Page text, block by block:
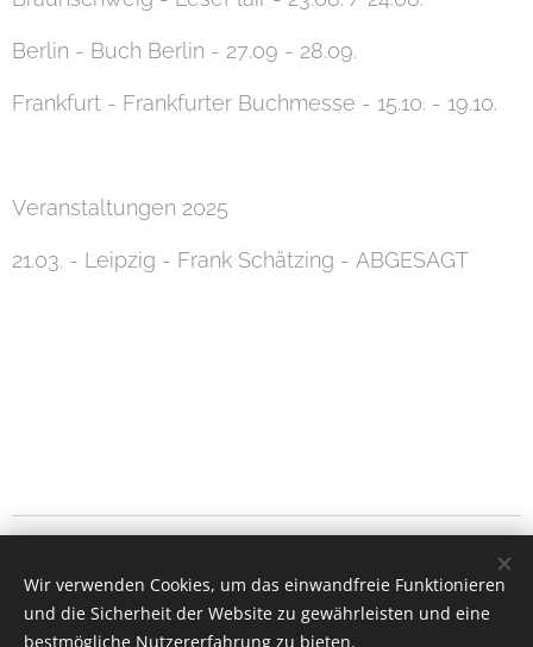
Berlin - Buch Berlin - 27.09 - 28.09.
Frankfurt - Frankfurter Buchmesse - 15.10. - 19.10.
Veranstaltungen 2025
21.03. - Leipzig - Frank Schätzing - ABGESAGT
Dornburger Str. 32, 07743 Jena
Wir verwenden Cookies, um das einwandfreie Funktionieren
und die Sicherheit der Website zu gewährleisten und eine
bestmögliche Nutzererfahrung zu bieten.